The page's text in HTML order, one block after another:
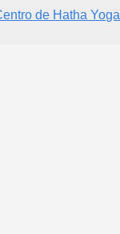
de Hatha Yoga